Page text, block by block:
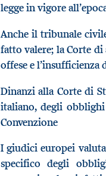
legge in vigore
Anche il tribunale
fatto valere; la Corte
offese e
Dinanzi alla Corte di
italiano, degli
Convenzione
I giudici europei
specifico degli